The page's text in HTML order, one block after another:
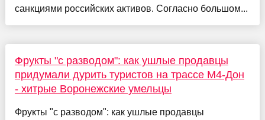
санкциями российских активов. Согласно большом...
Фрукты "с разводом": как ушлые продавцы
придумали дурить туристов на трассе М4-Дон
- хитрые Воронежские умельцы
Фрукты "с разводом": как ушлые продавцы